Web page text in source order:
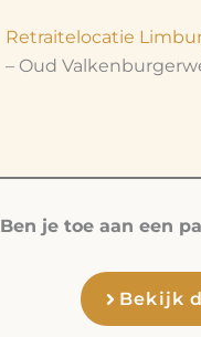
Retraitelocatie
– Oud
Ben je toe aan een
Bekijk